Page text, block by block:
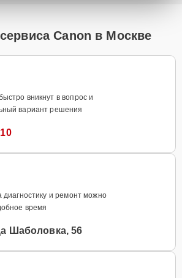
Canon в Москве
вникнут в вопрос и
вариант решения
диагностику и ремонт можно
время
Шаболовка, 56